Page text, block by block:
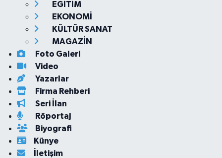
EĞİTİM
EKONOMİ
KÜLTÜR SANAT
MAGAZİN
Foto Galeri
Video
Yazarlar
Firma Rehberi
Seri İlan
Röportaj
Biyografi
Künye
İletişim